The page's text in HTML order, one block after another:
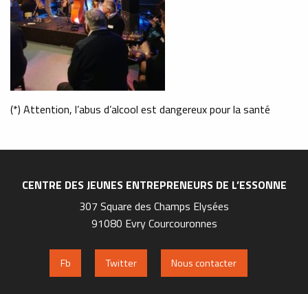
(*) Attention, l’abus d’alcool est dangereux pour la santé
CENTRE DES JEUNES ENTREPRENEURS DE L’ESSONNE
307 Square des Champs Elysées
91080 Evry Courcouronnes
Fb Twitter Nous contacter